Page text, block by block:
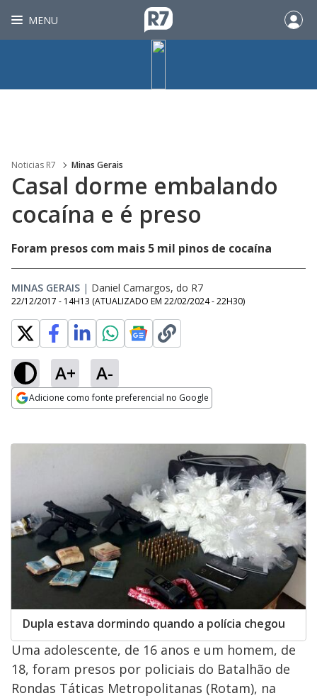
MENU
Noticias R7 Minas Gerais
Casal dorme embalando
cocaína e é preso
Foram presos com mais 5 mil pinos de cocaína
MINAS GERAIS | Daniel Camargos, do R7
22/12/2017 - 14H13 (ATUALIZADO EM 22/02/2024 - 22H30)
A+ A-
Adicione como fonte preferencial no Google
Dupla estava dormindo quando a polícia chegou
Uma adolescente, de 16 anos e um homem, de
18, foram presos por policiais do Batalhão de
Rondas Táticas Metropolitanas (Rotam), na